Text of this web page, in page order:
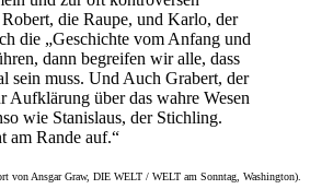
die Raupe, und Karlo, der
die „Geschichte vom Anfang und
dann begreifen wir alle, dass
sein muss. Und Auch Grabert, der
Aufklärung über das wahre Wesen
wie Stanislaus, der Stichling.
am Rande auf.“
von Ansgar Graw, DIE WELT / WELT am Sonntag, Washington).